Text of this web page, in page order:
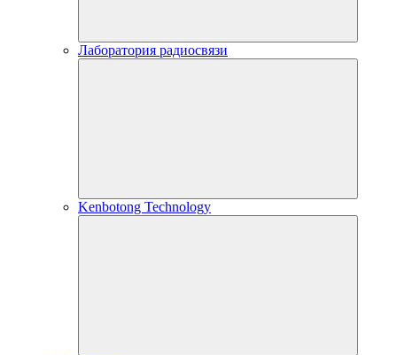
Лаборатория радиосвязи
Kenbotong Technology